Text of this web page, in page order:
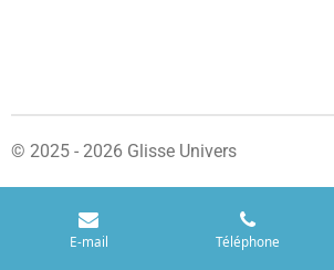
© 2025 - 2026 Glisse Univers
E-mail Téléphone